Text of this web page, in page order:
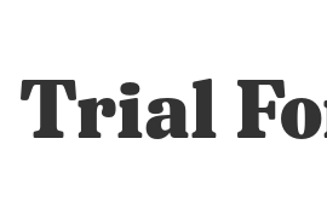
Trial